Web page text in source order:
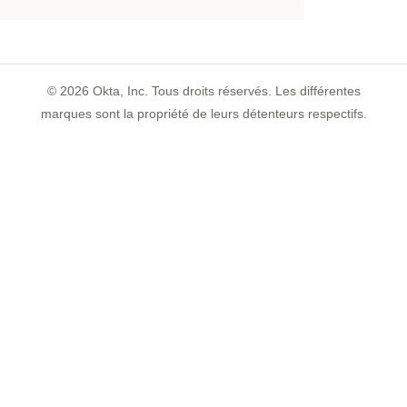
© 2026 Okta, Inc. Tous droits réservés. Les différentes
marques sont la propriété de leurs détenteurs respectifs.